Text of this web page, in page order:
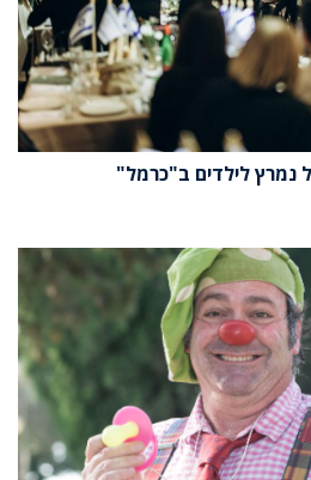
נמרץ לילדים ב"כרמל"